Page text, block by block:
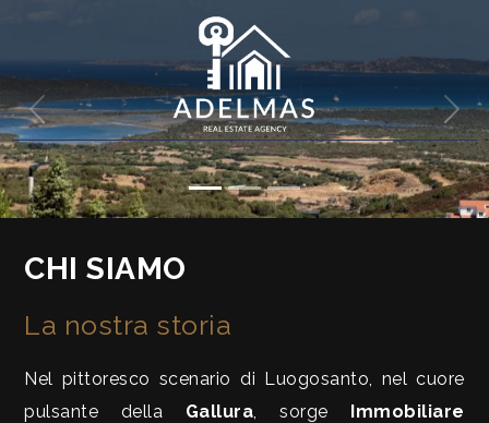
« »
CHI SIAMO
La nostra storia
Nel pittoresco scenario di Luogosanto, nel cuore
pulsante della Gallura, sorge Immobiliare
HOME
CHI
SIAMO
VENDITA
CONTATTI
Contratto
Scegli
dove